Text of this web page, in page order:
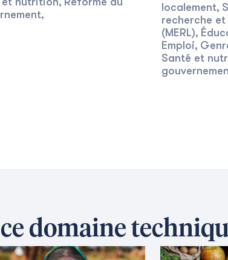
,
,
localement,
recherche
(MERL),
Emploi,
Santé et
domaine